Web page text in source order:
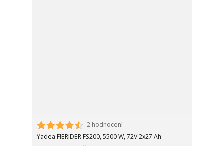
2 hodnocení
Yadea FIERIDER FS200, 5500 W, 72V 2x27 Ah